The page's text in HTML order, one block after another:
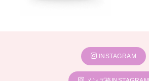
INSTAGRAM